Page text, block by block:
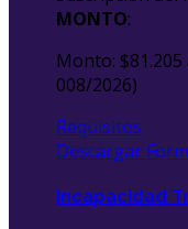
MONTO:
Monto:
008/2026)
Requisitos
Descargar
Incapacidad